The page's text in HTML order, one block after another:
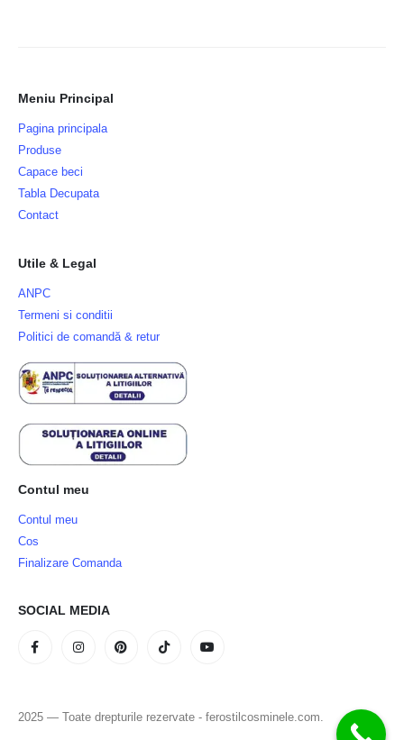
Meniu Principal
Pagina principala
Produse
Capace beci
Tabla Decupata
Contact
Utile & Legal
ANPC
Termeni si conditii
Politici de comandă & retur
Contul meu
Contul meu
Cos
Finalizare Comanda
SOCIAL MEDIA
2025 — Toate drepturile rezervate - ferostilcosminele.com.